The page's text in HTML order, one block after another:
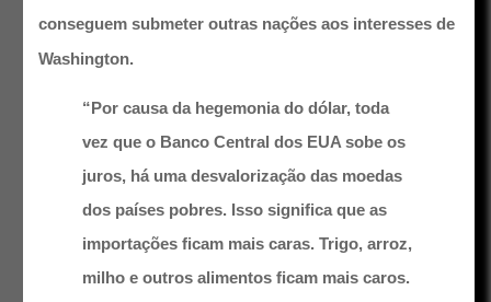
conseguem submeter outras nações aos interesses de
Washington.
“Por causa da hegemonia do dólar, toda
vez que o Banco Central dos EUA sobe os
juros, há uma desvalorização das moedas
dos países pobres. Isso significa que as
importações ficam mais caras. Trigo, arroz,
milho e outros alimentos ficam mais caros.